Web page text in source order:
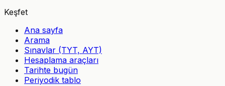
Keşfet
Ana sayfa
Arama
Sınavlar (TYT, AYT)
Hesaplama araçları
Tarihte bugün
Periyodik tablo